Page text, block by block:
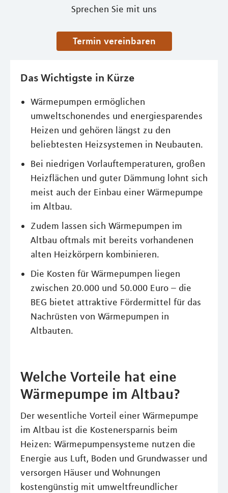
Sprechen Sie mit uns
Termin vereinbaren
Das Wichtigste in Kürze
Wärmepumpen ermöglichen
umweltschonendes und energiesparendes
Heizen und gehören längst zu den
beliebtesten Heizsystemen in Neubauten.
Bei niedrigen Vorlauftemperaturen, großen
Heizflächen und guter Dämmung lohnt sich
meist auch der Einbau einer Wärmepumpe
im Altbau.
Zudem lassen sich Wärmepumpen im
Altbau oftmals mit bereits vorhandenen
alten Heizkörpern kombinieren.
Die Kosten für Wärmepumpen liegen
zwischen 20.000 und 50.000 Euro – die
BEG bietet attraktive Fördermittel für das
Nachrüsten von Wärmepumpen in
Altbauten.
Welche Vorteile hat eine
Wärmepumpe im Altbau?
Der wesentliche Vorteil einer Wärmepumpe
im Altbau ist die Kostenersparnis beim
Heizen: Wärmepumpensysteme nutzen die
Energie aus Luft, Boden und Grundwasser und
versorgen Häuser und Wohnungen
kostengünstig mit umweltfreundlicher